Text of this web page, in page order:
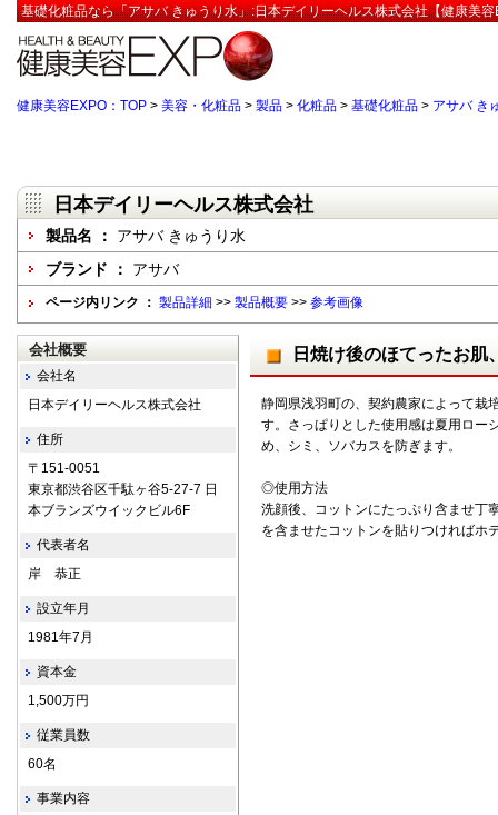
基礎化粧品なら「アサバ きゅうり水」:日本デイリーヘルス株式会社【健康美容
健康美容EXPO：TOP > 美容・化粧品 > 製品 > 化粧品 > 基礎化粧品 > アサバ き
日本デイリーヘルス株式会社
製品名 ： アサバ きゅうり水
ブランド ： アサバ
ページ内リンク ： 製品詳細 >> 製品概要 >> 参考画像
日焼け後のほてったお肌
静岡県浅羽町の、契約農家によって栽
す。さっぱりとした使用感は夏用ロー
め、シミ、ソバカスを防ぎます。
◎使用方法
洗顔後、コットンにたっぷり含ませ丁
を含ませたコットンを貼りつければホ
会社概要
会社名
日本デイリーヘルス株式会社
住所
〒151-0051
東京都渋谷区千駄ヶ谷5-27-7 日
本ブランズウイックビル6F
代表者名
岸 恭正
設立年月
1981年7月
資本金
1,500万円
従業員数
60名
事業内容